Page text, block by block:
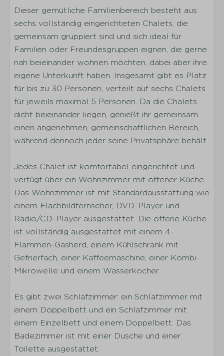
Fernseher
Küche
Vollständig ausgestattete Küche
Küchengeräte
Geschirr
Besteck
Trinkgläser
Töpfe
Esstisch
Wasserkocher
Gaskochfeld
Kombi-Mikrowelle
Schlafen
Anzahl der Schlafzimmer: 10
Anzahl der Einzelbetten: 30
Inklusive Bettwäsche pro gebuchter Person
Kleiderschrank
Sanitäranlagen
Anzahl der Badezimmer: 5
Waschbecken
Dieser gemütliche Familienbereich besteht aus
sechs vollständig eingerichteten Chalets, die
gemeinsam gruppiert sind und sich ideal für
Familien oder Freundesgruppen eignen, die gerne
nah beieinander wohnen möchten, dabei aber ihre
eigene Unterkunft haben. Insgesamt gibt es Platz
für bis zu 30 Personen, verteilt auf sechs Chalets
für jeweils maximal 5 Personen. Da die Chalets
dicht beieinander liegen, genießt ihr gemeinsam
einen angenehmen, gemeinschaftlichen Bereich,
während dennoch jeder seine Privatsphäre behält.
Jedes Chalet ist komfortabel eingerichtet und
verfügt über ein Wohnzimmer mit offener Küche.
Das Wohnzimmer ist mit Standardausstattung wie
einem Flachbildfernseher, DVD-Player und
Radio/CD-Player ausgestattet. Die offene Küche
ist vollständig ausgestattet mit einem 4-
Flammen-Gasherd, einem Kühlschrank mit
Gefrierfach, einer Kaffeemaschine, einer Kombi-
Mikrowelle und einem Wasserkocher.
Es gibt zwei Schlafzimmer: ein Schlafzimmer mit
einem Doppelbett und ein Schlafzimmer mit
einem Einzelbett und einem Doppelbett. Das
Badezimmer ist mit einer Dusche und einer
Toilette ausgestattet.